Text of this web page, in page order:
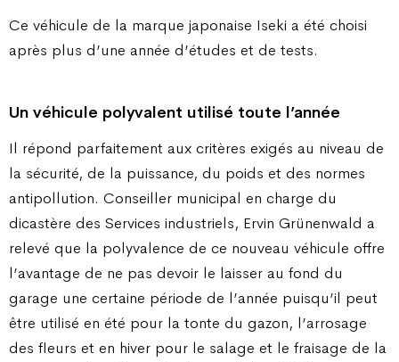
Ce véhicule de la marque japonaise Iseki a été choisi
après plus d’une année d’études et de tests.
Un véhicule polyvalent utilisé toute l’année
Il répond parfaitement aux critères exigés au niveau de
la sécurité, de la puissance, du poids et des normes
antipollution. Conseiller municipal en charge du
dicastère des Services industriels, Ervin Grünenwald a
relevé que la polyvalence de ce nouveau véhicule offre
l’avantage de ne pas devoir le laisser au fond du
garage une certaine période de l’année puisqu’il peut
être utilisé en été pour la tonte du gazon, l’arrosage
des fleurs et en hiver pour le salage et le fraisage de la